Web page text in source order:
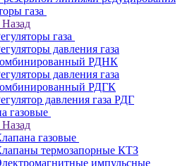
газа
Назад
газа
давления газа
РДНК
давления газа
РДГК
давления газа РДГ
газовые
Назад
газовые
термозапорные КТЗ
импульсные